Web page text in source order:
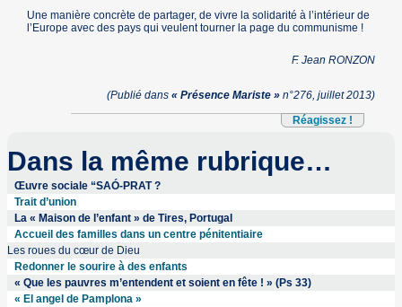
Une manière concrète de partager, de vivre la solidarité à l’intérieur de
l’Europe avec des pays qui veulent tourner la page du communisme !
F. Jean RONZON
(Publié dans « Présence Mariste »n°276, juillet 2013)
Réagissez !
Dans la même rubrique…
Œuvre sociale “SAÓ-PRAT ?
Trait d’union
La « Maison de l’enfant » de Tires, Portugal
Accueil des familles dans un centre pénitentiaire
Les roues du cœur de Dieu
Redonner le sourire à des enfants
« Que les pauvres m’entendent et soient en fête ! » (Ps 33)
« El angel de Pamplona »